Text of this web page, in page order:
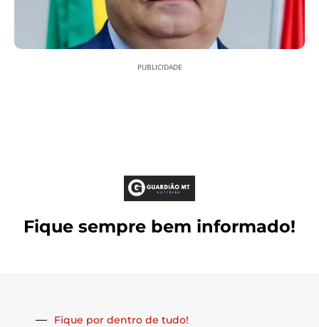
PUBLICIDADE
Fique sempre bem informado!
Fique por dentro de tudo!